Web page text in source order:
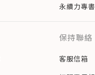
永續力專書
保持聯絡
客服信箱